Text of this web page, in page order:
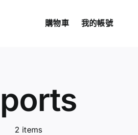
購物車 我的帳號
2 items